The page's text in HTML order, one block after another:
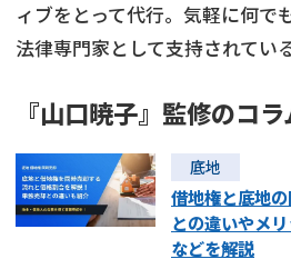
リースバック
土地売却 不動
任意売却 空き
アンケート調査
ィブをとって代行。気軽に何で
法律専門家として支持されている
『山口暁子』監修のコ
底地
借地権と底地
との違いやメ
などを解説